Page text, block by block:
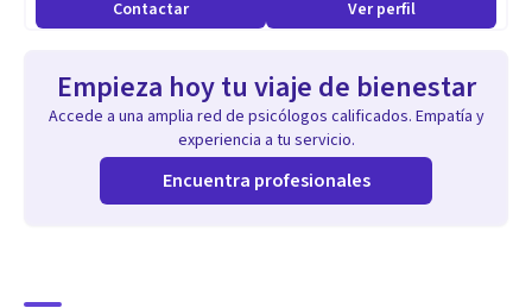
Contactar Ver perfil
Empieza hoy tu viaje de bienestar
Accede a una amplia red de psicólogos calificados. Empatía y
experiencia a tu servicio.
Encuentra profesionales